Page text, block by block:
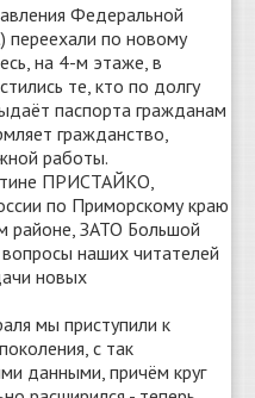
Найти
Федеральной
по новому
на 4-м этаже, в
те, кто по долгу
паспорта гражданам
гражданство,
работы.
ПРИСТАЙКО,
по Приморскому краю
районе, ЗАТО Большой
наших читателей
новых
мы приступили к
с так
данными, причём круг